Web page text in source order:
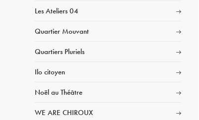
Les Ateliers 04
Quartier Mouvant
Quartiers Pluriels
Ilo citoyen
Noël au Théâtre
WE ARE CHIROUX